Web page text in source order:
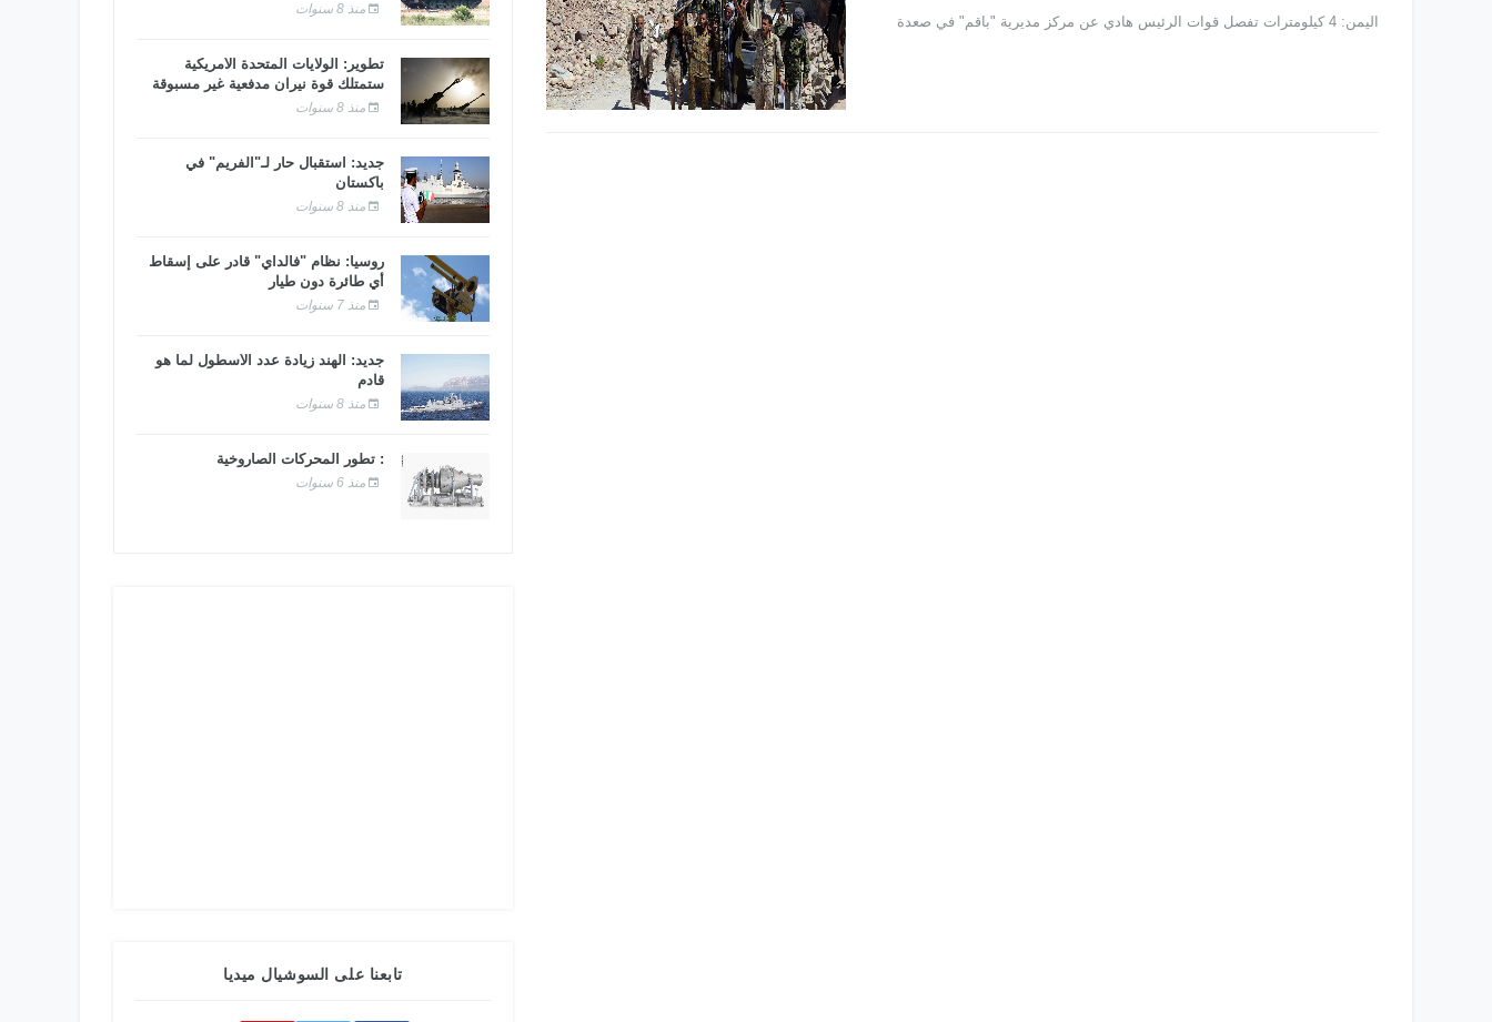
اليمن: 4 كيلومترات تفصل قوات الرئيس هادي عن مركز مديرية "باقم" في صعدة
منذ 8 سنوات
تطوير: الولايات المتحدة الأمريكية
ستمتلك قوة نيران مدفعية غير مسبوقة
منذ 8 سنوات
جديد: استقبال حار لـ"الفريم" في
باكستان
منذ 8 سنوات
روسيا: نظام "فالداي" قادر على إسقاط
أي طائرة دون طيار
منذ 7 سنوات
جديد: الهند زيادة عدد الأسطول لما هو
قادم
منذ 8 سنوات
: تطور المحركات الصاروخية
منذ 6 سنوات
تابعنا على السوشيال ميديا